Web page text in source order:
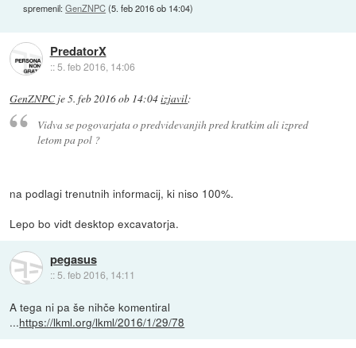
spremenil:GenZNPC(5. feb 2016 ob 14:04)
PredatorX
::5. feb 2016, 14:06
GenZNPCje5. feb 2016 ob 14:04izjavil:
Vidva se pogovarjata o predvidevanjih pred kratkim ali izpred
letom pa pol ?
na podlagi trenutnih informacij, ki niso 100%.
Lepo bo vidt desktop excavatorja.
pegasus
:: 5. feb 2016, 14:11
A tega ni pa še nihče komentiral
...https://lkml.org/lkml/2016/1/29/78